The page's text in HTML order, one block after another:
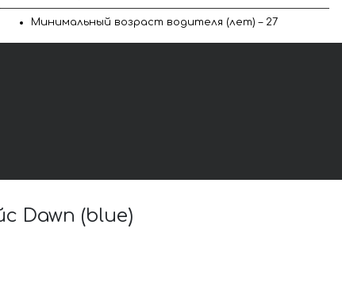
Минимальный возраст водителя (лет) – 27
Dawn (blue)